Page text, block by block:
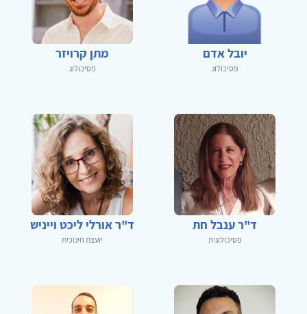
יובל אדם
פסיכולוג
מתן קרויזר
פסיכולוג
ד"ר ענבל חת
פסיכולוגית
ד"ר אורלי ליכט וייניש
יועצת חינוכית